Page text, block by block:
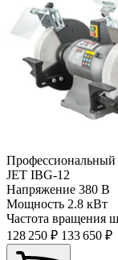
Профессиональный
JET IBG-12
Напряжение 380 В
Мощность 2.8 кВт
Частота вращения
128 250 ₽ 133 650 ₽